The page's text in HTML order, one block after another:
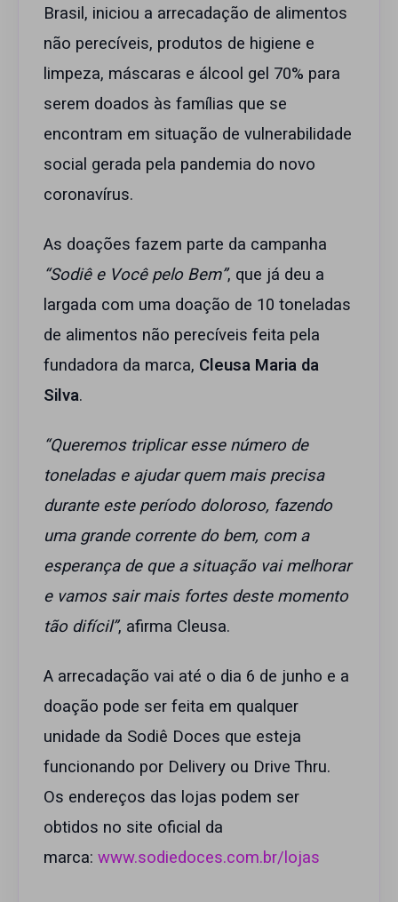
Brasil, iniciou a arrecadação de alimentos
não perecíveis, produtos de higiene e
limpeza, máscaras e álcool gel 70% para
serem doados às famílias que se
encontram em situação de vulnerabilidade
social gerada pela pandemia do novo
coronavírus.
As doações fazem parte da campanha
“Sodiê e Você pelo Bem”, que já deu a
largada com uma doação de 10 toneladas
de alimentos não perecíveis feita pela
fundadora da marca, Cleusa Maria da
Silva.
“Queremos triplicar esse número de
toneladas e ajudar quem mais precisa
durante este período doloroso, fazendo
uma grande corrente do bem, com a
esperança de que a situação vai melhorar
e vamos sair mais fortes deste momento
tão difícil”, afirma Cleusa.
A arrecadação vai até o dia 6 de junho e a
doação pode ser feita em qualquer
unidade da Sodiê Doces que esteja
funcionando por Delivery ou Drive Thru.
Os endereços das lojas podem ser
obtidos no site oficial da
marca: www.sodiedoces.com.br/lojas